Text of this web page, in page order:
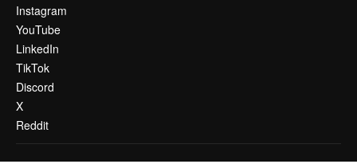
Instagram
YouTube
LinkedIn
TikTok
Discord
X
Reddit